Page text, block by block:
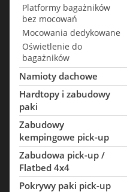
Platformy bagażników
bez mocowań
Mocowania dedykowane
Oświetlenie do
bagażników
Namioty dachowe
Hardtopy i zabudowy
paki
Zabudowy
kempingowe pick-up
Zabudowa pick-up /
Flatbed 4x4
Pokrywy paki pick-up